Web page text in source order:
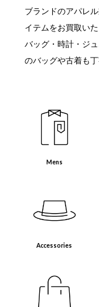
ブランドのアパレ
イテムをお買取いた
バッグ・時計・ジ
のバッグや古着も
Mens
Accessories